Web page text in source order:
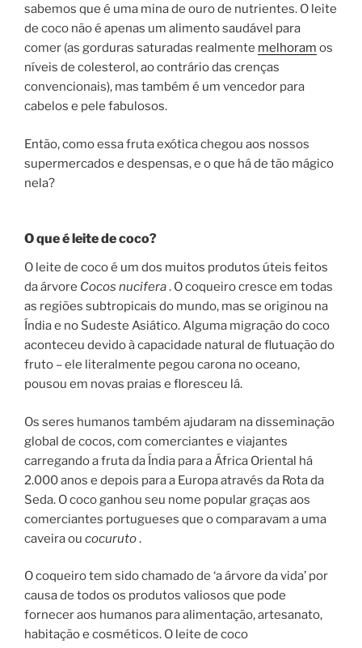
sabemos que é uma mina de ouro de nutrientes. O leite
de coco não é apenas um alimento saudável para
comer (as gorduras saturadas realmente melhoram os
níveis de colesterol, ao contrário das crenças
convencionais), mas também é um vencedor para
cabelos e pele fabulosos.
Então, como essa fruta exótica chegou aos nossos
supermercados e despensas, e o que há de tão mágico
nela?
O que é leite de coco?
O leite de coco é um dos muitos produtos úteis feitos
da árvore Cocos nucifera. O coqueiro cresce em todas
as regiões subtropicais do mundo, mas se originou na
Índia e no Sudeste Asiático. Alguma migração do coco
aconteceu devido à capacidade natural de flutuação do
fruto – ele literalmente pegou carona no oceano,
pousou em novas praias e floresceu lá.
Os seres humanos também ajudaram na disseminação
global de cocos, com comerciantes e viajantes
carregando a fruta da Índia para a África Oriental há
2.000 anos e depois para a Europa através da Rota da
Seda. O coco ganhou seu nome popular graças aos
comerciantes portugueses que o comparavam a uma
caveira ou cocuruto.
O coqueiro tem sido chamado de ‘a árvore da vida’ por
causa de todos os produtos valiosos que pode
fornecer aos humanos para alimentação, artesanato,
habitação e cosméticos. O leite de coco